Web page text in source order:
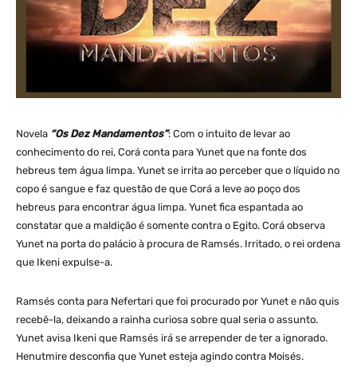
Novela “Os Dez Mandamentos”: Com o intuito de levar ao
conhecimento do rei, Corá conta para Yunet que na fonte dos
hebreus tem água limpa. Yunet se irrita ao perceber que o líquido no
copo é sangue e faz questão de que Corá a leve ao poço dos
hebreus para encontrar água limpa. Yunet fica espantada ao
constatar que a maldição é somente contra o Egito. Corá observa
Yunet na porta do palácio à procura de Ramsés. Irritado, o rei ordena
que Ikeni expulse-a.
Ramsés conta para Nefertari que foi procurado por Yunet e não quis
recebê-la, deixando a rainha curiosa sobre qual seria o assunto.
Yunet avisa Ikeni que Ramsés irá se arrepender de ter a ignorado.
Henutmire desconfia que Yunet esteja agindo contra Moisés.